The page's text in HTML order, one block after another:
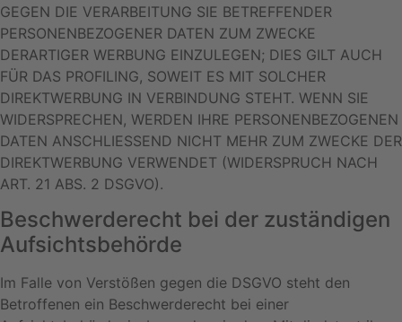
GEGEN DIE VERARBEITUNG SIE BETREFFENDER
PERSONENBEZOGENER DATEN ZUM ZWECKE
DERARTIGER WERBUNG EINZULEGEN; DIES GILT AUCH
FÜR DAS PROFILING, SOWEIT ES MIT SOLCHER
DIREKTWERBUNG IN VERBINDUNG STEHT. WENN SIE
WIDERSPRECHEN, WERDEN IHRE PERSONENBEZOGENEN
DATEN ANSCHLIESSEND NICHT MEHR ZUM ZWECKE DER
DIREKTWERBUNG VERWENDET (WIDERSPRUCH NACH
ART. 21 ABS. 2 DSGVO).
Beschwerde­recht bei der zuständigen
Aufsichts­behörde
Im Falle von Verstößen gegen die DSGVO steht den
Betroffenen ein Beschwerderecht bei einer